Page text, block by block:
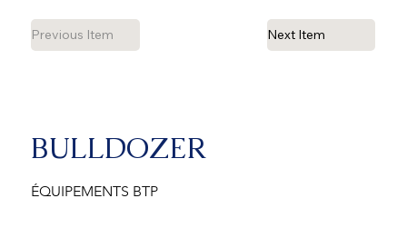
Previous Item Next Item
BULLDOZER
ÉQUIPEMENTS BTP